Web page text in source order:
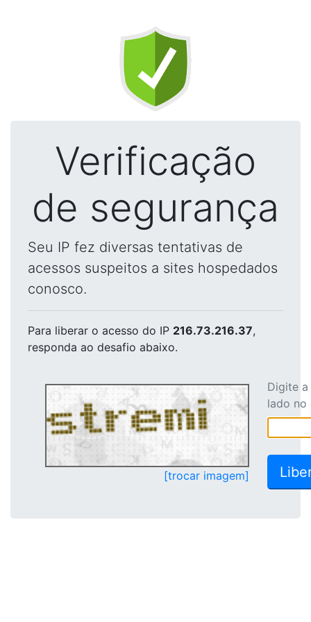
Verificação
de segurança
Seu IP fez diversas tentativas de
acessos suspeitos a sites hospedados
conosco.
Para liberar o acesso do IP 216.73.216.37,
responda ao desafio abaixo.
[trocar imagem]
Digite
lado no